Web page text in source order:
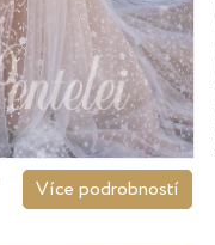
Více podrobností